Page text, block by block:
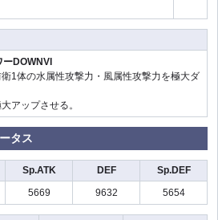
DOWNVI
1体の水属性攻撃力・風属性攻撃力を極大ダ
アップさせる。
タス
Sp.ATK DEF
Sp.DEF
5669 9632 5654